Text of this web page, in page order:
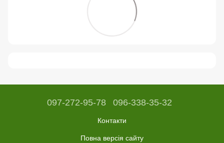
097-272-95-78 096-338-35-32
Контакти
Повна версія сайту